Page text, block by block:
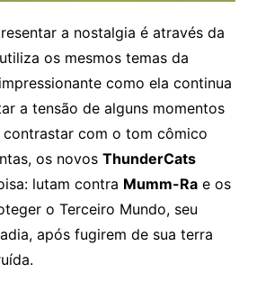
a nostalgia é através da
os mesmos temas da
como ela continua
a tensão de alguns momentos
contrastar com o tom cômico
os novos ThunderCats
lutam contra Mumm-Rae os
o Terceiro Mundo, seu
após fugirem de sua terra